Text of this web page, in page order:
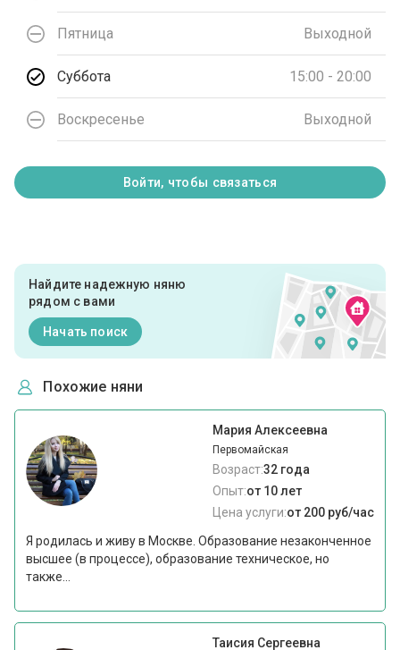
Пятница Выходной
Суббота 15:00 - 20:00
Воскресенье Выходной
Войти, чтобы связаться
Найдите надежную няню
рядом с вами
Начать поиск
Похожие няни
Мария Алексеевна
Первомайская
Возраст:32 года
Опыт:от 10 лет
Цена услуги:от 200 руб/час
Я родилась и живу в Москве. Образование незаконченное
высшее (в процессе), образование техническое, но
также...
Таисия Сергеевна